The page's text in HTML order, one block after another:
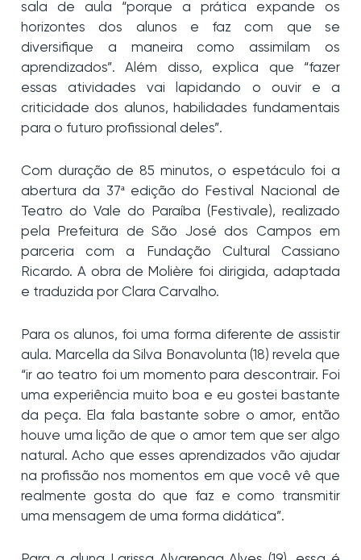
sala de aula “porque a prática expande os
horizontes dos alunos e faz com que se
diversifique a maneira como assimilam os
aprendizados”. Além disso, explica que “fazer
essas atividades vai lapidando o ouvir e a
criticidade dos alunos, habilidades fundamentais
para o futuro profissional deles”.
Com duração de 85 minutos, o espetáculo foi a
abertura da 37ª edição do Festival Nacional de
Teatro do Vale do Paraíba (Festivale), realizado
pela Prefeitura de São José dos Campos em
parceria com a Fundação Cultural Cassiano
Ricardo. A obra de Molière foi dirigida, adaptada
e traduzida por Clara Carvalho.
Para os alunos, foi uma forma diferente de assistir
aula. Marcella da Silva Bonavolunta (18) revela que
“ir ao teatro foi um momento para descontrair. Foi
uma experiência muito boa e eu gostei bastante
da peça. Ela fala bastante sobre o amor, então
houve uma lição de que o amor tem que ser algo
natural. Acho que esses aprendizados vão ajudar
na profissão nos momentos em que você vê que
realmente gosta do que faz e como transmitir
uma mensagem de uma forma didática”.